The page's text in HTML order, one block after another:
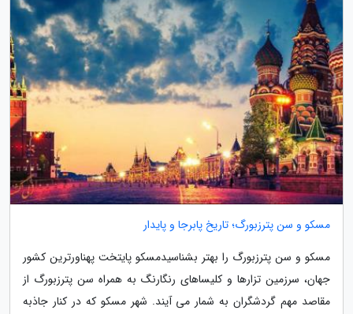
مسکو و سن پترزبورگ؛ تاریخ پابرجا و پایدار
مسکو و سن پترزبورگ را بهتر بشناسیدمسکو پایتخت پهناورترین کشور
جهان، سرزمین تزارها و کلیساهای رنگارنگ به همراه سن پترزبورگ از
مقاصد مهم گردشگران به شمار می آیند. شهر مسکو که در کنار جاذبه